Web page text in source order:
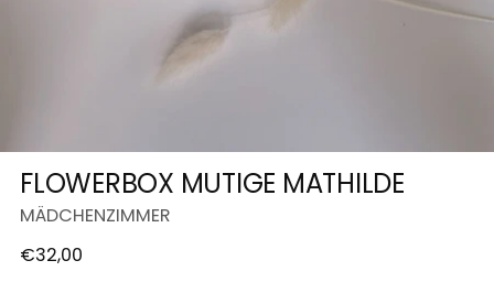
FLOWERBOX MUTIGE MATHILDE
MÄDCHENZIMMER
Regulärer
€32,00